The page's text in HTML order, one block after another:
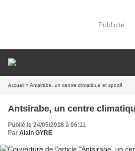
Publicité
Accueil » Antsirabe, un centre climatique et sportif
Antsirabe, un centre
Publié le 24/05/2018 à 06:11
Par Alain GYRE